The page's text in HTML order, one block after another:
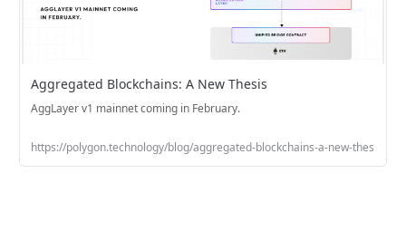
Aggregated Blockchains: A New Thesis
AggLayer v1 mainnet coming in February.
https://polygon.technology/blog/aggregated-blockchains-a-new-